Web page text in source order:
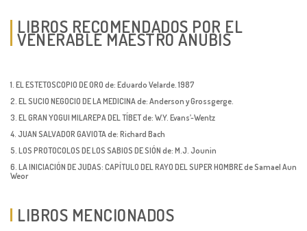
LIBROS RECOMENDADOS POR EL
VENERABLE MAESTRO ANUBIS
1. EL ESTETOSCOPIO DE ORO de: Eduardo Velarde. 1987
2. EL SUCIO NEGOCIO DE LA MEDICINA de: Anderson y Grossgerge.
3. EL GRAN YOGUI MILAREPA DEL TÍBET de: W.Y. Evans’-Wentz
4. JUAN SALVADOR GAVIOTA de: Richard Bach
5. LOS PROTOCOLOS DE LOS SABIOS DE SIÓN de: M.J. Jounin
6. LA INICIACIÓN DE JUDAS: CAPÍTULO DEL RAYO DEL SUPER HOMBRE de Samael Aun
Weor
LIBROS MENCIONADOS